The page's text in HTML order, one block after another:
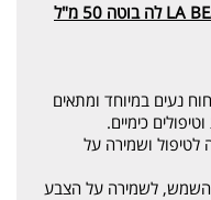
נעים במיוחד ומתאים
כימיים.
לטיפול ושמירה על
השמש, לשמירה על הצבע